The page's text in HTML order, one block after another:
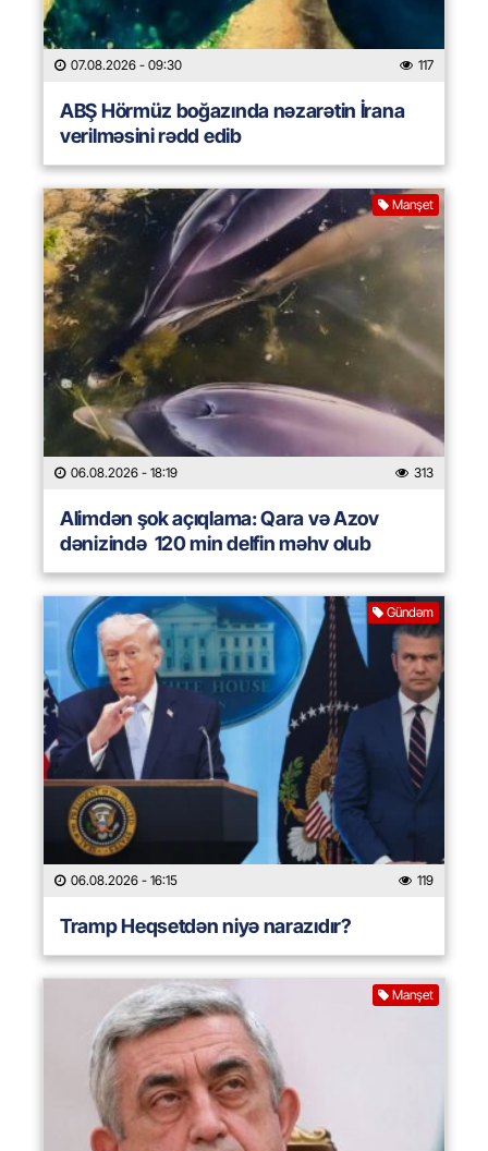
07.08.2026 - 09:30 117
ABŞ Hörmüz boğazında nəzarətin İrana
verilməsini rədd edib
Manşet
06.08.2026 - 18:19 313
Alimdən şok açıqlama: Qara və Azov
dənizində 120 min delfin məhv olub
Gündəm
06.08.2026 - 16:15 119
Tramp Heqsetdən niyə narazıdır?
Manşet